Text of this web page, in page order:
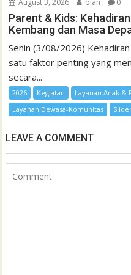
August 3, 2026 bian 0
Parent & Kids:
Kembang dan Masa
Senin (3/08/2026)
satu faktor penting yang
secara...
2026 Kegiatan
Layanan Anak &
Layanan Dewasa-Komunitas
LEAVE A COMMENT